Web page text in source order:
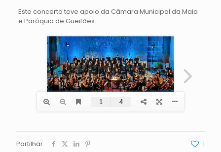
Este concerto teve apoio da Câmara Municipal da Maia
e Paróquia de Gueifães.
Partilhar 1